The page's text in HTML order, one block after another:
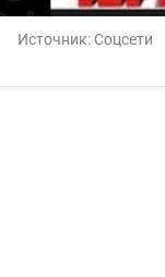
Источник: Соцсети